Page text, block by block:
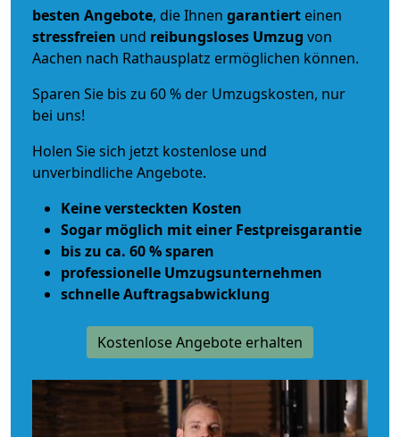
besten Angebote, die Ihnen garantiert einen
stressfreien und reibungsloses Umzug von
Aachen nach Rathausplatz ermöglichen können.
Sparen Sie bis zu 60 % der Umzugskosten, nur
bei uns!
Holen Sie sich jetzt kostenlose und
unverbindliche Angebote.
Keine versteckten Kosten
Sogar möglich mit einer Festpreisgarantie
bis zu ca. 60 % sparen
professionelle Umzugsunternehmen
schnelle Auftragsabwicklung
Kostenlose Angebote erhalten